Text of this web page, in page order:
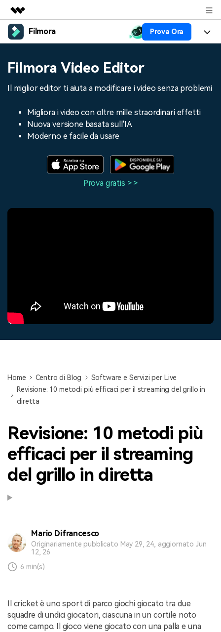
Prodotti in evidenza
Utilità
Soluzione
Filmora Prova Ora
Risorse
Audio
Risorse
Tip per Editing
Tip per Live-Streaming
Centro Aiuto
Siamo qui per aiutarti
Scopri come i nostri clienti
Filmora Video Editor
Il miglior editor ti aiuta a modificare i video senza problemi
Migliora i video con oltre mille straordinari effetti
Nuova versione basata sull'IA
Moderno e facile da usare
Prova gratis > >
Home Centro di Blog
Software e Servizi per Live
Revisione: 10 metodi più efficaci per il streaming del grillo in
diretta
Revisione: 10 metodi più
efficaci per il streaming
del grillo in diretta
Mario Difrancesco
Originariamente pubblicato May 29, 24, aggiornato Jun
12, 26
6 min(s)
Il cricket è uno sport di parco giochi giocato tra due
squadre di undici giocatori, ciascuna in un cortile noto
come campo. Il gioco viene giocato con una palla e una